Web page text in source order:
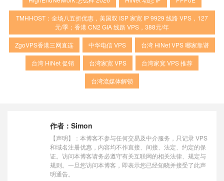
TMHHOST：全场八五折优惠，美国双 ISP 家宽 IP 9929 线路 VPS，127
元/季；香港 CN2 GIA 线路 VPS，388元/年
ZgoVPS香港三网直连 中华电信 VPS 台湾 HiNet VPS 哪家靠谱
台湾 HiNet 促销 台湾家宽 VPS 台湾家宽 VPS 推荐
台湾流媒体解锁
作者： Simon
【声明】：本博客不参与任何交易及中介服务，只记录 VPS
和域名注册优惠，内容均不作直接、间接、法定、约定的保
证。访问本博客请务必遵守有关互联网的相关法律、规定与
规则。一旦您访问本博客，即表示您已经知晓并接受了此声
明通告。